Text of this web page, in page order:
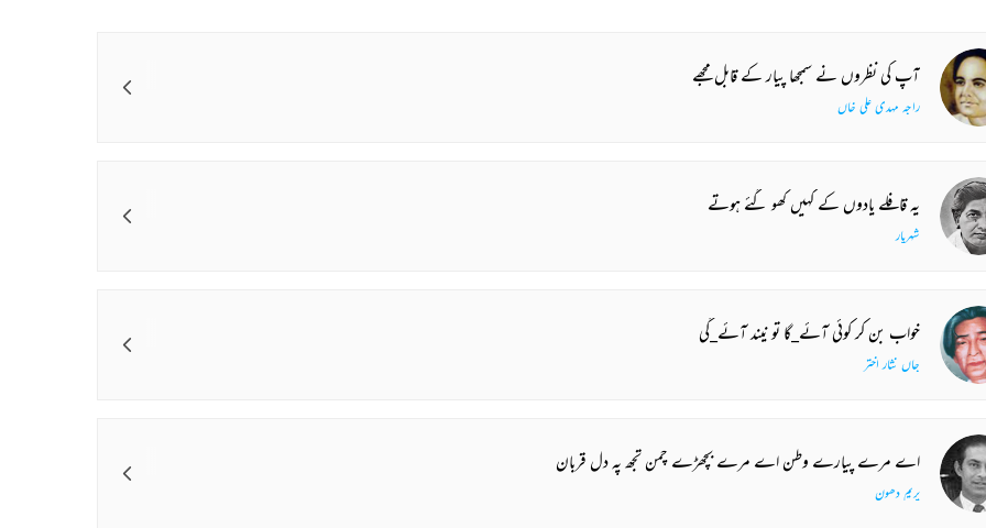
آپ کی نظروں نے سمجھا پیار کے قابل مجھے
راجہ مہدی علی خاں
یہ قافلے یادوں کے کہیں کھو گئے ہوتے
شہریار
خواب بن کر کوئی آئے_گا تو نیند آئے_گی
جاں نثار اختر
اے مرے پیارے وطن اے مرے بچھڑے چمن تجھ پہ دل قربان
پریم دھون